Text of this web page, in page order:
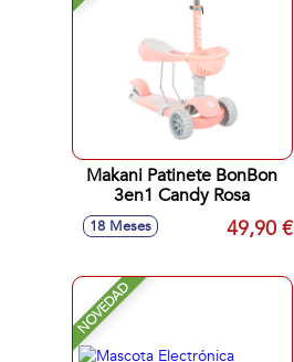
Makani Patinete BonBon
3en1 Candy Rosa
18 Meses 49,90 €
NOVEDAD